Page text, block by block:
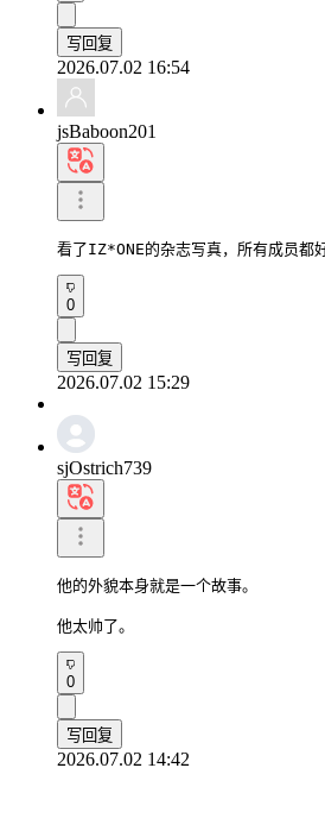
写回复
2026.07.02 16:54
jsBaboon201
看了IZ*ONE的杂志写真，所有成员都
0
写回复
2026.07.02 15:29
sjOstrich739
他的外貌本身就是一个故事。
他太帅了。
0
写回复
2026.07.02 14:42